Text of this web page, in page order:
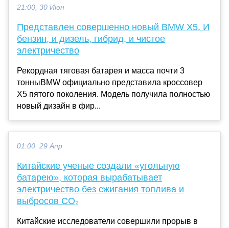
21:00, 30 Июн
Представлен совершенно новый BMW X5. И
бензин, и дизель, гибрид, и чистое
электричество
Рекордная тяговая батарея и масса почти 3
тонныBMW официально представила кроссовер
X5 пятого поколения. Модель получила полностью
новый дизайн в фир...
01:00, 29 Апр
Китайские ученые создали «угольную
батарею», которая вырабатывает
электричество без сжигания топлива и
выбросов CO₂
Китайские исследователи совершили прорыв в